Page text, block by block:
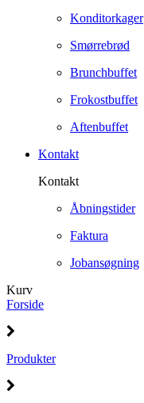
Konditorkager
Smørrebrød
Brunchbuffet
Frokostbuffet
Aftenbuffet
Kontakt
Kontakt
Åbningstider
Faktura
Jobansøgning
Kurv
Forside
Produkter